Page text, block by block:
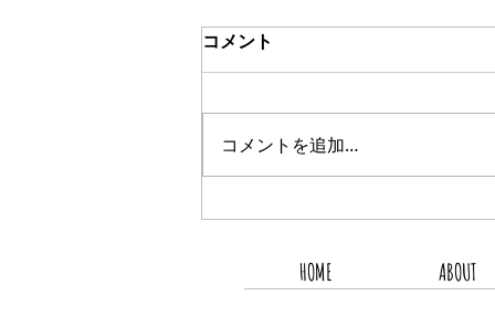
コメント
コメントを追加…
HOME ABOUT